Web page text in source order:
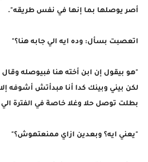
أصر يوصلها بما إنها في نفس طريقه".
اتعصبت بسأل: وده ايه الي جابه هنا؟"
"هو بيقول إن ابن أخته هنا فبيوصله
لكن بيني وبينك كدا أنا مبدأتش أشوفه
بطلت توصل حلا وغلا خاصة في الفترة
"يعني ايه؟ وبعدين ازاي ممنعتهوش؟"